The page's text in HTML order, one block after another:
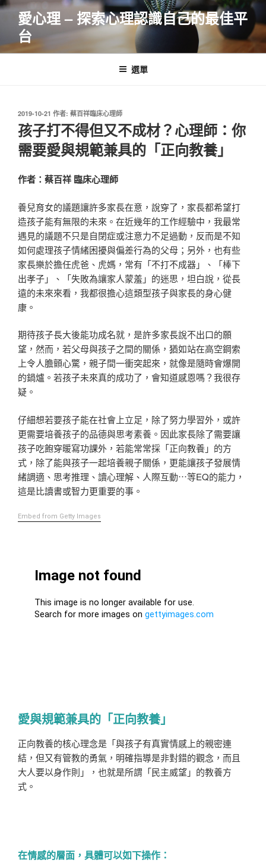
跳
要
愛心理 – 探索心理認識自己的最佳平
台
選單
發
佈
於
2019-10-21 作者: 蔡百祥臨床心理師
孩子打不得但又不成材？心理師：你
需要愛與規範兼具的「正向教養」
作者：蔡百祥 臨床心理師
養兒育女的議題讓許多家長在意，說穿了，家長都希望打
造孩子能有無限的未來。在近幾年的工作經驗中，我最常
遇見的議題不只是自閉症或注意力不足過動，反而是不知
如何處理孩子情緒困擾與偏差行為的父母；另外，也有些
家長樂於擔任虎爸、虎媽，常有「不打不成器」、「棒下
出孝子」、「失敗為讓家人蒙羞」的迷思，坦白說，從長
遠的未來來看，我都很擔心這類型孩子與家長的身心健
康。
期待孩子長大後能功成名就，是許多家長說不出口的願
望，然而，若父母與孩子之間的關係，猶如站在高空鋼索
上令人膽顫心驚，親子間一衝突起來，就像是隨時會爆開
的鍋爐。若孩子未來真的成功了，會知道感恩嗎？我很存
疑。
仔細想若要孩子能在社會上立足，除了努力學習外，或許
更需要培養孩子的品德與思考素養。因此家長除了需要讓
孩子吃飽穿暖寫功課外，若能常常採「正向教養」的方
式，除了能與孩子一起培養親子關係，更能讓孩子發展情
緒調適、思考推理、讀心理解、人際互動⋯等EQ的能力，
這是比讀書或智力更重要的事。
Embed from Getty Images
愛與規範兼具的「正向教養」
正向教養的核心理念是「與孩子有真實情感上的親密連
結，但又有管教的勇氣，明確指導是非對錯的觀念，而且
大人要以身作則」，也就是所謂「民主威望」的教養方
式。
在情感的層面，具體可以如下操作：